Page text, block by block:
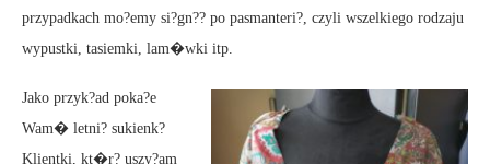
przypadkach mo?emy si?gn?? po pasmanteri?, czyli wszelkiego rodzaju
wypustki, tasiemki, lam�wki itp.
Jako przyk?ad poka?e
Wam� letni? sukienk?
Klientki, kt�r? uszy?am